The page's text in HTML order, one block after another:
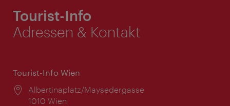
Tourist-Info
Adressen & Kontakt
Tourist-Info Wien
Ort:
Albertinaplatz/Maysedergasse
1010 Wien